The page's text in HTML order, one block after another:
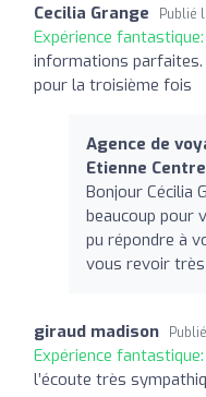
Cecilia Grange Publié
Expérience fantastique:
informations
pour la troisième fois
Agence de
Etienne
Bonjour Cécilia
beaucoup pour
pu répondre à
vous revoir
giraud madison
Expérience fantastique:
l’écoute très